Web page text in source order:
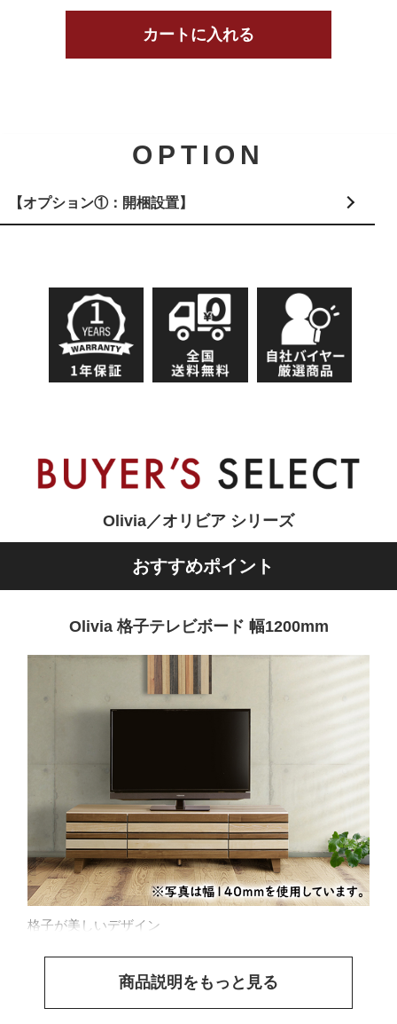
OPTION
【オプション①：開梱設置】
Olivia／オリビア シリーズ
おすすめポイント
Olivia 格子テレビボード 幅1200mm
格子が美しいデザイン
商品説明をもっと見る